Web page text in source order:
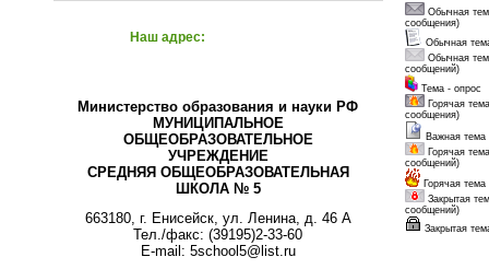
Наш адрес:
Министерство образования и науки РФ
МУНИЦИПАЛЬНОЕ
ОБЩЕОБРАЗОВАТЕЛЬНОЕ
УЧРЕЖДЕНИЕ
СРЕДНЯЯ ОБЩЕОБРАЗОВАТЕЛЬНАЯ
ШКОЛА № 5
663180, г. Енисейск, ул. Ленина, д. 46 А
Тел./факс: (39195)2-33-60
E-mail: 5school5@list.ru
Обычная
сообщения)
Обычная
Обычная
сообщений)
Тема - опрос
Горячая
сообщения)
Важная тема
Горячая
сообщений)
Горячая тема
Закрытая
сообщений)
Закрытая